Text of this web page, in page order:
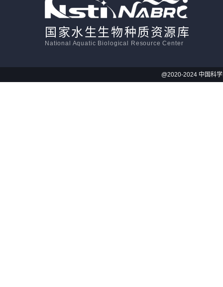
国家水生生物种质资源库
National Aquatic Biological Resource Center
@2020-2024 中国科